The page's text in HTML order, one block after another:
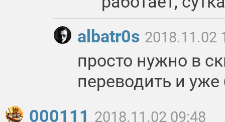
albatr0s 2018.11.02
просто нужно в
переводить и
000111 2018.11.02 09:48